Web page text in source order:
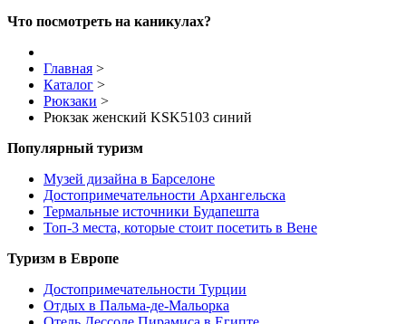
Что посмотреть на каникулах?
Главная >
Каталог >
Рюкзаки >
Рюкзак женский KSK5103 синий
Популярный туризм
Музей дизайна в Барселоне
Достопримечательности Архангельска
Термальные источники Будапешта
Топ-3 места, которые стоит посетить в Вене
Туризм в Европе
Достопримечательности Турции
Отдых в Пальма-де-Мальорка